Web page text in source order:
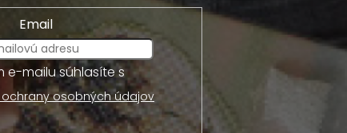
Email
Vložením e-mailu súhlasíte s
osobných údajov